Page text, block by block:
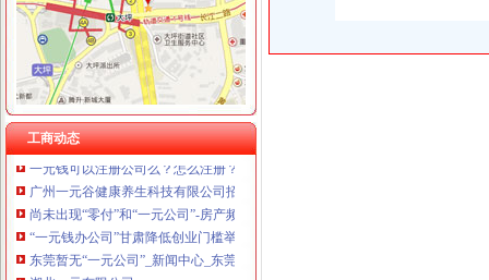
工商动态
新《公司法》颁布实施满1月全省＂一元公司＂已有11户_四川在线
四川家“一元钱公司”领证了_新闻中心_视点图片_四川在线
深圳市天一元企业管理咨询有限公司_【信用信息_诉讼信息_财务信息_
“一元钱”都能办公司？降低“门槛”激励创业人-德州-德
揭“一元注册公司”_邬锦梅律师个人主页_找法网（）
南京“一元公司”半年仅成立7家淘宝开店科技创业偏多_国内经济_好
一元钱可以注册公司么？怎么注册？-北京便民网
广州一元谷健康养生科技有限公司招聘官网-泰谿招聘
尚未出现“零付”和“一元公司”-房产频道-和讯网
“一元钱办公司”甘肃降低创业门槛举措尚无人试水--甘肃频道--人民网
东莞暂无“一元公司”_新闻中心_东莞光网
湖北一元有限公司